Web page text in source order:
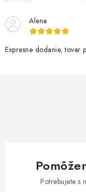
Alena
Expresne dodanie, tovar
Potrebujete s